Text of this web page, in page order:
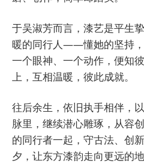
于吴淑芳而言，漆艺是平生
暖的同行人——懂她的坚持，
一个眼神、一个动作，便知
上，互相温暖，彼此成就。
往后余生，依旧执手相伴，
脉里，继续潜心雕琢，从容
的同行者一起，守古法、创
夕，让东方漆韵走向更远的